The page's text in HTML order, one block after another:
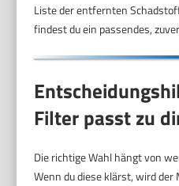
Liste der entfernten
findest du ein passendes,
Filter passt zu
Die richtige Wahl hängt von
Wenn du diese klärst, wird der